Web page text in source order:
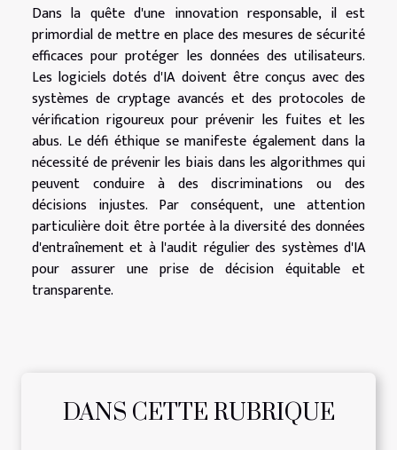
Dans la quête d'une innovation responsable, il est
primordial de mettre en place des mesures de sécurité
efficaces pour protéger les données des utilisateurs.
Les logiciels dotés d'IA doivent être conçus avec des
systèmes de cryptage avancés et des protocoles de
vérification rigoureux pour prévenir les fuites et les
abus. Le défi éthique se manifeste également dans la
nécessité de prévenir les biais dans les algorithmes qui
peuvent conduire à des discriminations ou des
décisions injustes. Par conséquent, une attention
particulière doit être portée à la diversité des données
d'entraînement et à l'audit régulier des systèmes d'IA
pour assurer une prise de décision équitable et
transparente.
DANS CETTE RUBRIQUE